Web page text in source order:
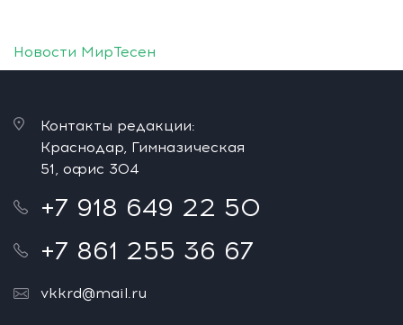
Новости МирТесен
Контакты редакции:
Краснодар, Гимназическая
51, офис 304
+7 918 649 22 50
+7 861 255 36 67
vkkrd@mail.ru